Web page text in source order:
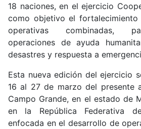
18 naciones, en el ejercicio
como objetivo el fortalecimiento
operativas combinadas,
operaciones de ayuda
desastres y respuesta a
Esta nueva edición del ejercicio
16 al 27 de marzo del presente
Campo Grande, en el estado de
en la República Federativa
enfocada en el desarrollo de